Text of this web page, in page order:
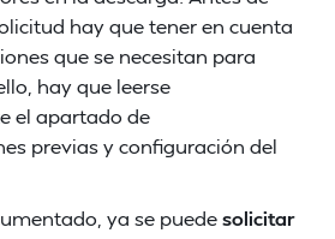
hay que tener en cuenta
que se necesitan para
hay que leerse
el apartado de
previas y configuración del
ya se puedesolicitar